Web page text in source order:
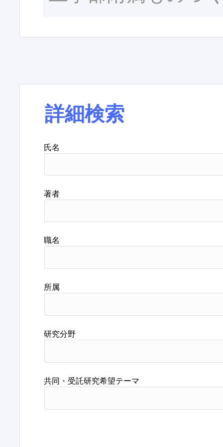
詳細検索
氏名
著者
職名
所属
研究分野
共同・受託研究希望テーマ